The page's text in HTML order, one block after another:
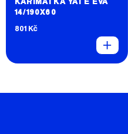
14/190X60
801 Kč